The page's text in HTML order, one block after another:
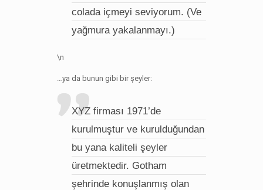
colada içmeyi seviyorum. (Ve
yağmura yakalanmayı.)
\n
…ya da bunun gibi bir şeyler:
XYZ firması 1971’de
kurulmuştur ve kurulduğundan
bu yana kaliteli şeyler
üretmektedir. Gotham
şehrinde konuşlanmış olan